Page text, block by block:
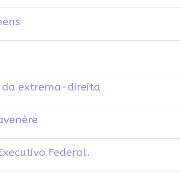
da extrema-direita
Federal.